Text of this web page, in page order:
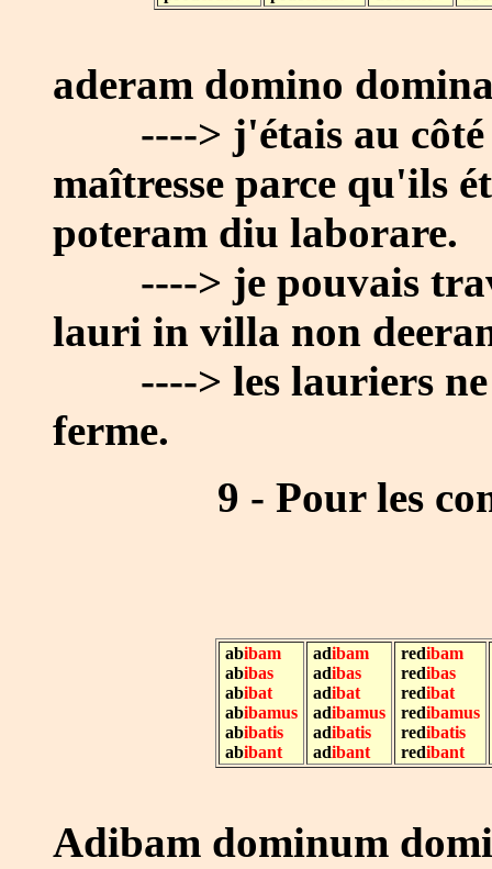
aderam domino
----> j'étais au côté
maîtresse parce qu'ils
poteram diu laborare.
----> je pouvais
lauri in villa non
----> les lauriers ne
ferme.
9 - Pour les
abibam
abibas
abibat
abibamus
abibatis
abibant
adibam
adibas
adibat
adibamus
adibatis
adibant
redibam
redibas
redibat
redibamus
redibatis
redibant
Adibam dominum